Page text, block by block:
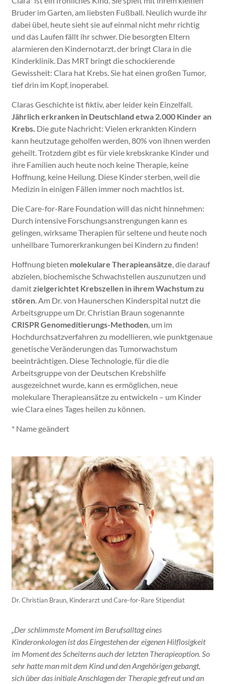
Bruder im Garten, am liebsten Fußball. Neulich wurde ihr
dabei übel, heute sieht sie auf einmal nicht mehr richtig
und das Laufen fällt ihr schwer. Die besorgten Eltern
alarmieren den Kindernotarzt, der bringt Clara in die
Kinderklinik. Das MRT bringt die schockierende
Gewissheit: Clara hat Krebs. Sie hat einen großen Tumor,
tief drin im Kopf, inoperabel.
Claras Geschichte ist fiktiv, aber leider kein Einzelfall.
Jährlich erkranken in Deutschland etwa 2.000 Kinder an
Krebs. Die gute Nachricht: Vielen erkrankten Kindern
kann heutzutage geholfen werden, 80% von ihnen werden
geheilt. Trotzdem gibt es für viele krebskranke Kinder und
ihre Familien auch heute noch keine Therapie, keine
Hoffnung, keine Heilung. Diese Kinder sterben, weil die
Medizin in einigen Fällen immer noch machtlos ist.
Die Care-for-Rare Foundation will das nicht hinnehmen:
Durch intensive Forschungsanstrengungen kann es
gelingen, wirksame Therapien für seltene und heute noch
unheilbare Tumorerkrankungen bei Kindern zu finden!
Hoffnung bieten molekulare Therapieansätze , die darauf
abzielen, biochemische Schwachstellen auszunutzen und
damitzielgerichtet Krebszellen in ihrem Wachstum zu
stören . Am Dr. von Haunerschen Kinderspital nutzt die
Arbeitsgruppe um Dr. Christian Braun sogenannte
CRISPR Genomeditierungs-Methoden , um im
Hochdurchsatzverfahren zu modellieren, wie punktgenaue
genetische Veränderungen das Tumorwachstum
beeinträchtigen. Diese Technologie, für die die
Arbeitsgruppe von der Deutschen Krebshilfe
ausgezeichnet wurde, kann es ermöglichen, neue
molekulare Therapieansätze zu entwickeln – um Kinder
wie Clara eines Tages heilen zu können.
* Name geändert
Dr. Christian Braun, Kinderarzt und Care-for-Rare Stipendiat
„Der schlimmste Moment im Berufsalltag eines
Kinderonkologen ist das Eingestehen der eigenen Hilflosigkeit
im Moment des Scheiterns auch der letzten Therapieoption. So
sehr hatte man mit dem Kind und den Angehörigen gebangt,
sich über das initiale Anschlagen der Therapie gefreut und an